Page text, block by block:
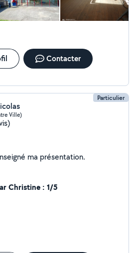
Contacter
Particulier
Ville)
Je n'ai pas encore renseigné ma présentation.
Christine : 1/5